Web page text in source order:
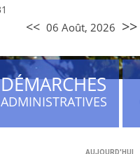
<< 06 Août, 2026 >>
DÉMARCHES
ADMINISTRATIVES